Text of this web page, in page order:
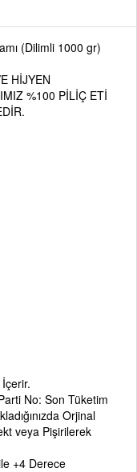
(Dilimli 1000 gr)
HİJYEN
%100 PİLİÇ ETİ
No: Son Tüketim
Orjinal
veya Pişirilerek
+4 Derece